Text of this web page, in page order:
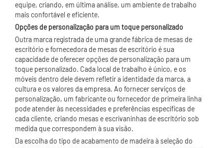
equipe, criando, em última análise, um ambiente de trabalho
mais confortável e eficiente.
Opções de personalização para um toque personalizado
Outra marca registrada de uma grande fábrica de mesas de
escritório e fornecedora de mesas de escritório é sua
capacidade de oferecer opções de personalização para um
toque personalizado. Cada local de trabalho é único, e os
móveis dentro dele devem refletir a identidade da marca, a
cultura e os valores da empresa. Ao fornecer serviços de
personalização, um fabricante ou fornecedor de primeira linha
pode atender às necessidades e preferências específicas de
cada cliente, criando mesas e escrivaninhas de escritório sob
medida que correspondem à sua visão.
Da escolha do tipo de acabamento de madeira à seleção do